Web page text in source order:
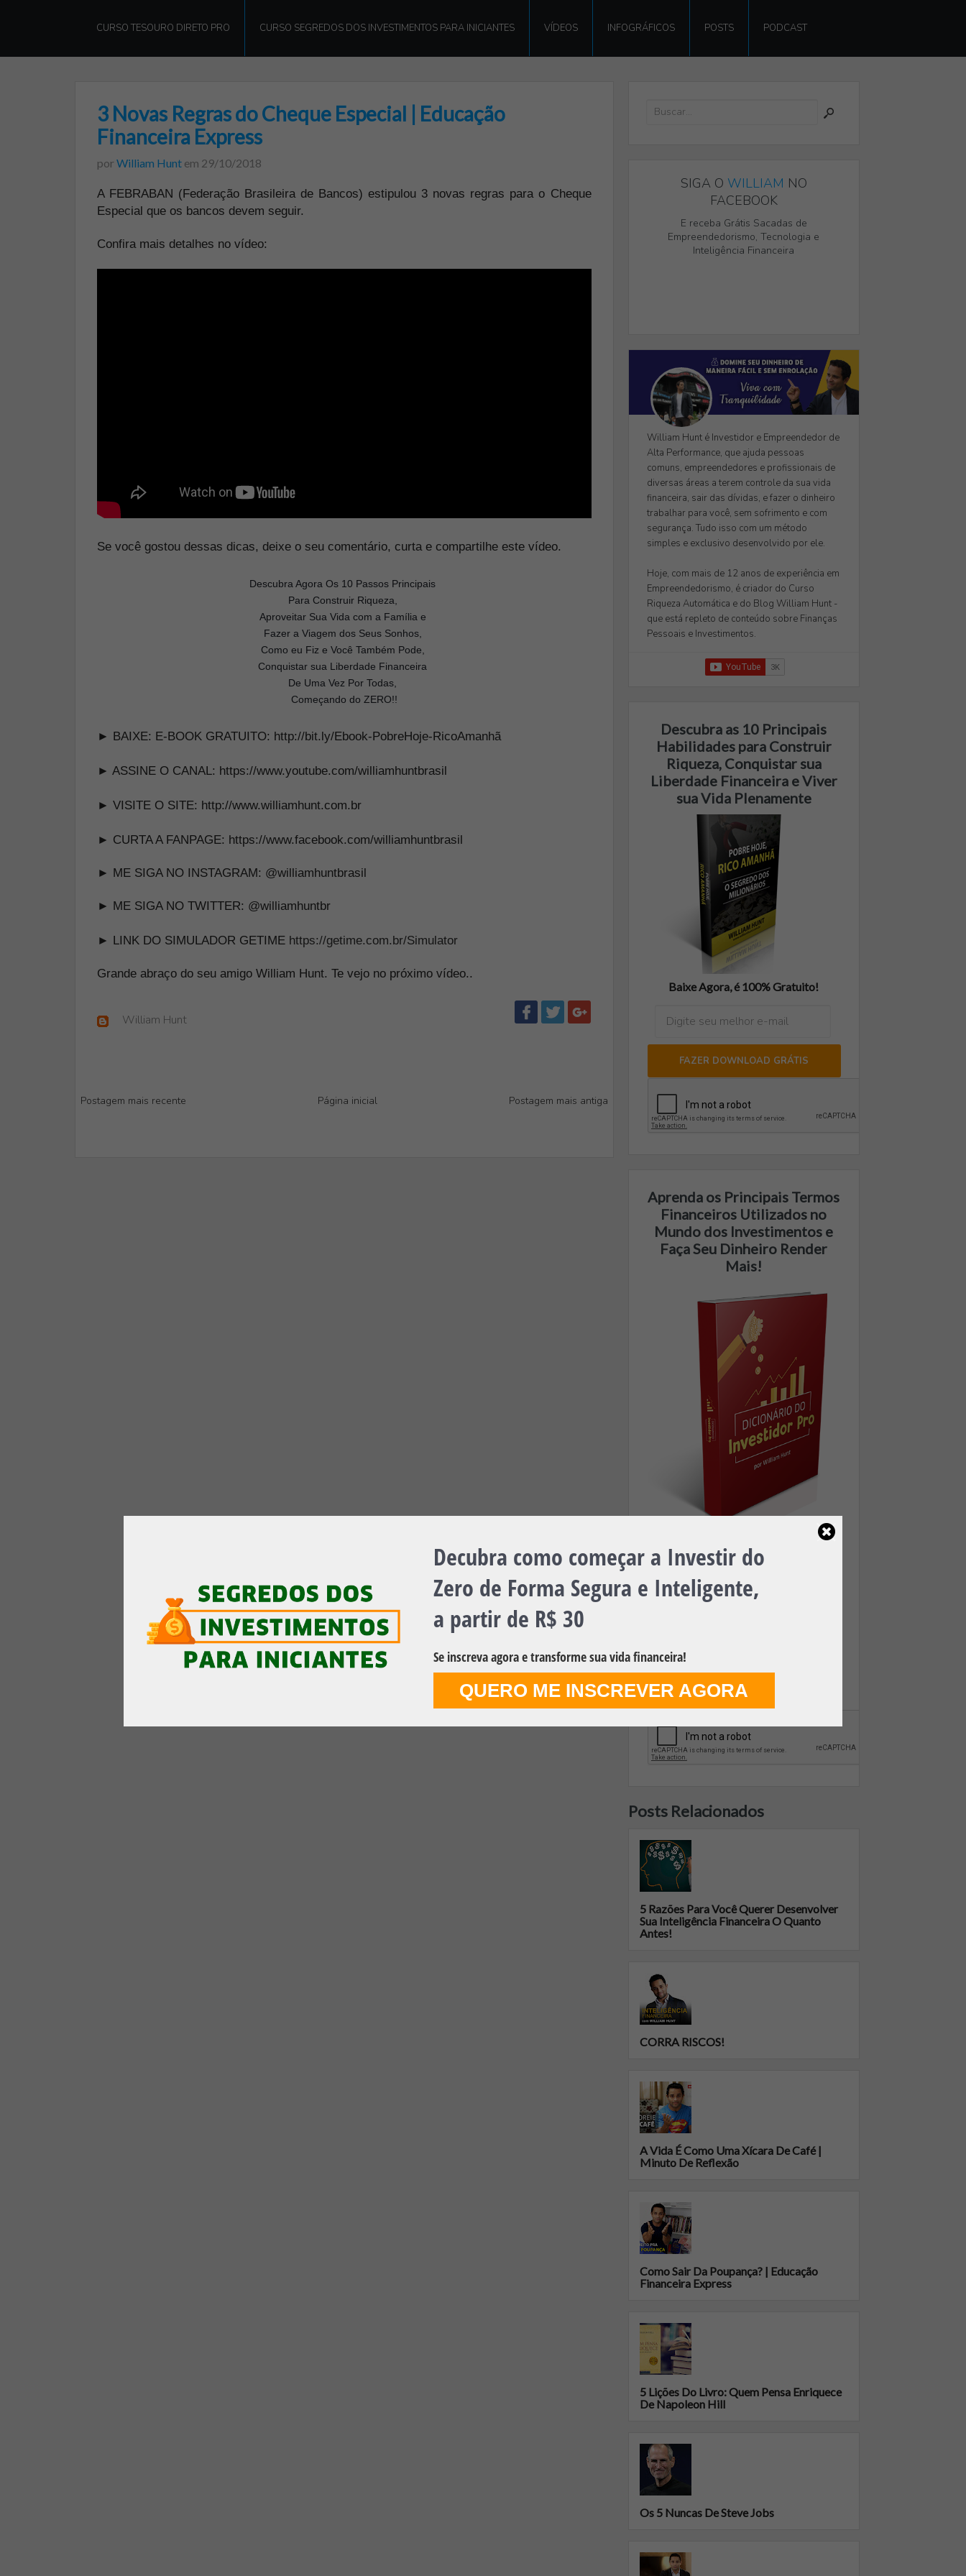
Decubra como começar a Investir do
Zero de Forma Segura e Inteligente,
a partir de R$ 30
Se inscreva agora e transforme sua vida financeira!
QUERO ME INSCREVER AGORA
William Hunt
CURSO TESOURO DIRETO PRO CURSO SEGREDOS DOS INVESTIMENTOS PARA INICIANTES VÍDEOS INFOGRÁFICOS POSTS PODCAST
3 Novas Regras do Cheque Especial | Educação
Financeira Express
por William Hunt em 29/10/2018
A FEBRABAN (Federação Brasileira de Bancos) estipulou 3 novas regras para o Cheque
Especial que os bancos devem seguir.
Confira mais detalhes no vídeo:
Se você gostou dessas dicas, deixe o seu comentário, curta e compartilhe este vídeo.
Descubra Agora Os 10 Passos Principais
Para Construir Riqueza,
Aproveitar Sua Vida com a Família e
Fazer a Viagem dos Seus Sonhos,
Como eu Fiz e Você Também Pode,
Conquistar sua Liberdade Financeira
De Uma Vez Por Todas,
Começando do ZERO!!
► BAIXE: E-BOOK GRATUITO: http://bit.ly/Ebook-PobreHoje-RicoAmanhã
► ASSINE O CANAL: https://www.youtube.com/williamhuntbrasil
► VISITE O SITE: http://www.williamhunt.com.br
► CURTA A FANPAGE: https://www.facebook.com/williamhuntbrasil
► ME SIGA NO INSTAGRAM: @williamhuntbrasil
► ME SIGA NO TWITTER: @williamhuntbr
► LINK DO SIMULADOR GETIME https://getime.com.br/Simulator
Grande abraço do seu amigo William Hunt. Te vejo no próximo vídeo..
William Hunt
Postagem mais recente Página inicial Postagem mais antiga
SIGA O WILLIAM NO
FACEBOOK
E receba Grátis Sacadas de
Empreendedorismo, Tecnologia e
Inteligência Financeira
William Hunt é Investidor e Empreendedor de
Alta Performance, que ajuda pessoas
comuns, empreendedores e profissionais de
diversas áreas a terem controle da sua vida
financeira, sair das dívidas, e fazer o dinheiro
trabalhar para você, sem sofrimento e com
segurança. Tudo isso com um método
simples e exclusivo desenvolvido por ele.
Hoje, com mais de 12 anos de experiência em
Empreendedorismo, é criador do Curso
Riqueza Automática e do Blog William Hunt -
que está repleto de conteúdo sobre Finanças
Pessoais e Investimentos.
Descubra as 10 Principais
Habilidades para Construir
Riqueza, Conquistar sua
Liberdade Financeira e Viver
sua Vida Plenamente
Baixe Agora, é 100% Gratuito!
FAZER DOWNLOAD GRÁTIS
Aprenda os Principais Termos
Financeiros Utilizados no
Mundo dos Investimentos e
Faça Seu Dinheiro Render
Mais!
Baixe Agora, é 100% Gratuito!
FAZER DOWNLOAD GRÁTIS
Posts Relacionados
5 Razões Para Você Querer Desenvolver
Sua Inteligência Financeira O Quanto
Antes!
CORRA RISCOS!
A Vida É Como Uma Xícara De Café |
Minuto De Reflexão
Como Sair Da Poupança? | Educação
Financeira Express
5 Lições Do Livro: Quem Pensa Enriquece
De Napoleon Hill
Os 5 Nuncas De Steve Jobs